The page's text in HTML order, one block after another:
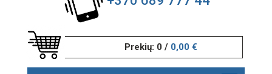
Prekių: 0 / 0,00 €